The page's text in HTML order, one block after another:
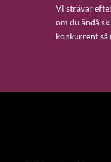
Vi strävar
om du ändå
konkurrent så